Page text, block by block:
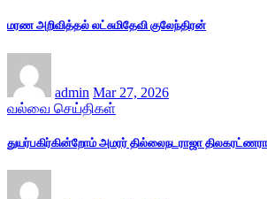
மரண அறிவித்தல் லட்சுமிதேவி குலேந்திரன்
admin Mar 27, 2026
வல்வை செய்திகள்
துயர்பகிர்கின்றோம் அமரர் தில்லைநடராஜா